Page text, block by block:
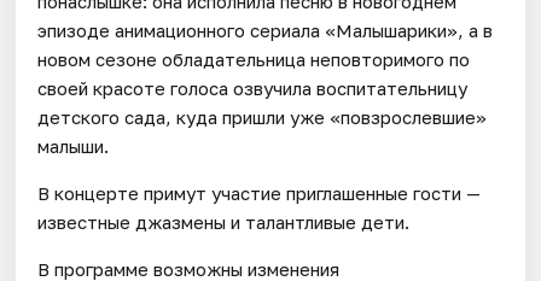
эпизоде анимационного сериала «Малышарики», а в
новом сезоне обладательница неповторимого по
своей красоте голоса озвучила воспитательницу
детского сада, куда пришли уже «повзрослевшие»
малыши.
В концерте примут участие приглашенные гости —
известные джазмены и талантливые дети.
В программе возможны изменения